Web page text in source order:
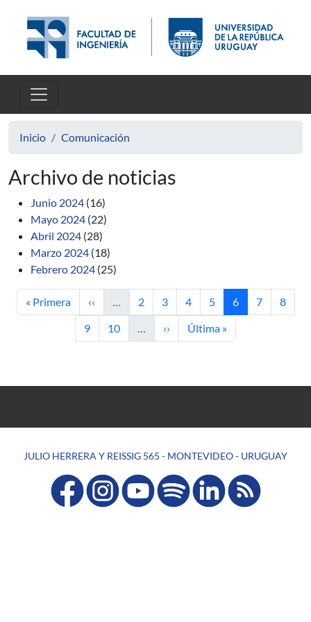
Inicio Comunicación
Archivo de noticias
Junio 2024 (16)
Mayo 2024 (22)
Abril 2024 (28)
Marzo 2024 (18)
Febrero 2024 (25)
Primera página
« Primera Página anterior
‹‹ … Página
2 Página
3 Página
4 Página
5 Página actual
6 Página
7 Página
8
Página
9 Página
10 … Siguiente página
›› Última página
Última »
JULIO HERRERA Y REISSIG 565 - MONTEVIDEO - URUGUAY